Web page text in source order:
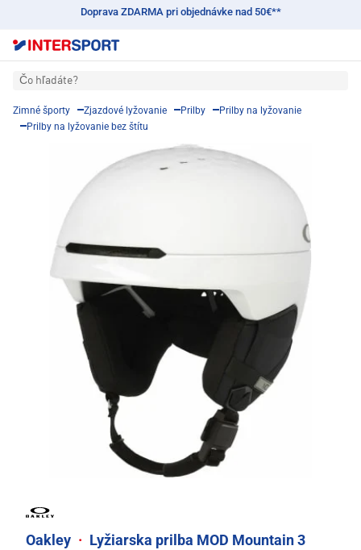
Doprava ZDARMA pri objednávke nad 50€**
Čo hľadáte?
Zimné športy Zjazdové lyžovanie Prilby
Prilby na lyžovanie
Prilby na lyžovanie bez štítu
Oakley · Lyžiarska prilba MOD Mountain 3